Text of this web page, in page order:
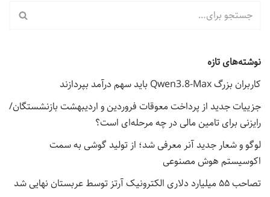
نوشته‌های تازه
کاربران بزرگ Qwen3.8-Max باید سهم درآمد بپردازند
جزییات جدید از پرداخت معوقات فروردین و اردیبهشت بازنشستگان/
رایزنی برای تامین مالی در چه مرحله‌ای است؟
لوگو و شعار جدید آنر معرفی شد؛ از تولید گوشی به سمت
اکوسیستم هوش مصنوعی
تصاحب ۵۵ میلیارد دلاری الکترونیک آرتز توسط عربستان نهایی شد